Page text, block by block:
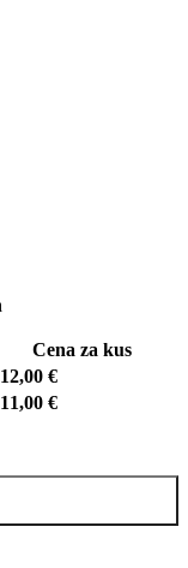
Cena za kus
12,00 €
11,00 €
čierny ónyx